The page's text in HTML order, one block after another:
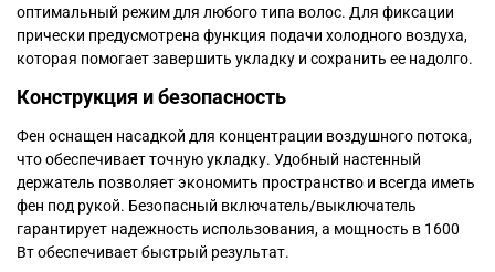
оптимальный режим для любого типа волос. Для фиксации
прически предусмотрена функция подачи холодного воздуха,
которая помогает завершить укладку и сохранить ее надолго.
Конструкция и безопасность
Фен оснащен насадкой для концентрации воздушного потока,
что обеспечивает точную укладку. Удобный настенный
держатель позволяет экономить пространство и всегда иметь
фен под рукой. Безопасный включатель/выключатель
гарантирует надежность использования, а мощность в 1600
Вт обеспечивает быстрый результат.